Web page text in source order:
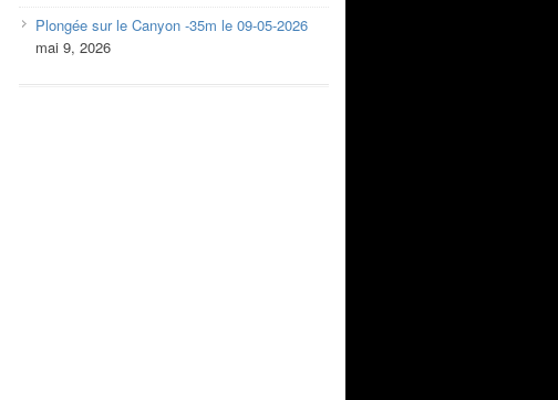
Plongée sur le Canyon -35m le 09-05-2026
mai 9, 2026